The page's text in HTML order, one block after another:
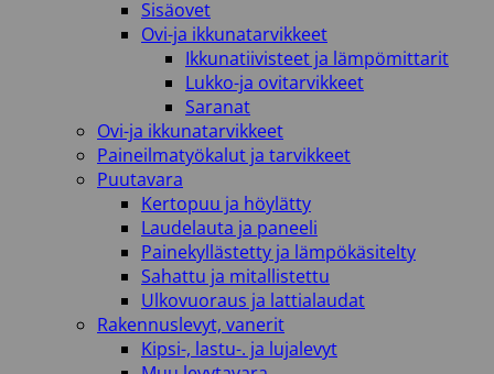
Sisäovet
Ovi-ja ikkunatarvikkeet
Ikkunatiivisteet ja lämpömittarit
Lukko-ja ovitarvikkeet
Saranat
Ovi-ja ikkunatarvikkeet
Paineilmatyökalut ja tarvikkeet
Puutavara
Kertopuu ja höylätty
Laudelauta ja paneeli
Painekyllästetty ja lämpökäsitelty
Sahattu ja mitallistettu
Ulkovuoraus ja lattialaudat
Rakennuslevyt, vanerit
Kipsi-, lastu-. ja lujalevyt